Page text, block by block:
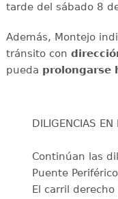
tarde del sábado 8
Además, Montejo
tránsito con
pueda prolongarse
DILIGENCIAS EN
Continúan las
Puente
El carril